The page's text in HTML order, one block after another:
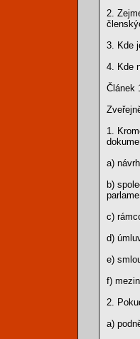
2.
3. Kde
4. Kde
Článek
1.
a)
b)
c)
d)
e)
f)
2.
a)